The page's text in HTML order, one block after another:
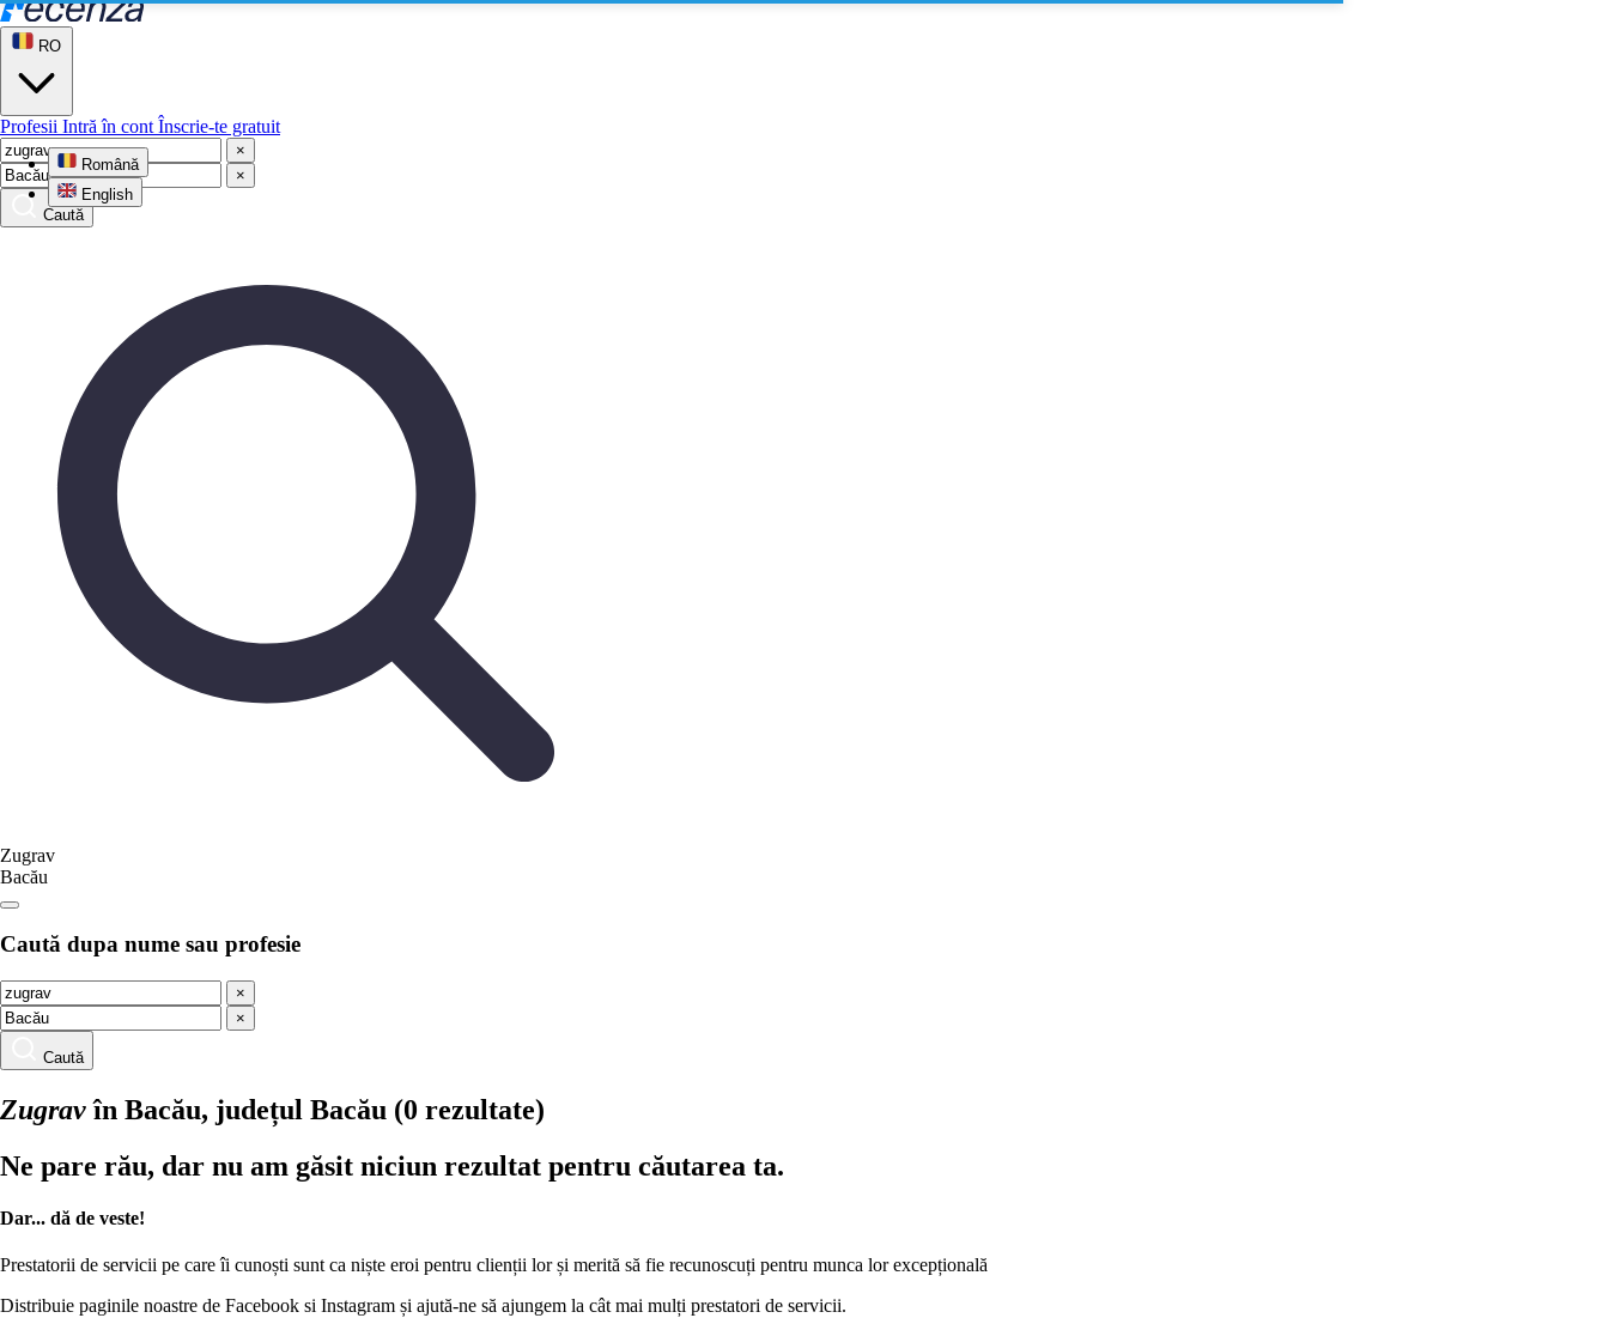
RO
Română
English
Profesii Intră în cont Înscrie-te gratuit
×
×
Caută
Zugrav
Bacău
Caută dupa nume sau profesie
×
×
Caută
Zugravîn Bacău, județul Bacău (0 rezultate)
Ne pare rău, dar nu am găsit niciun rezultat pentru căutarea ta.
Dar... dă de veste!
Prestatorii de servicii pe care îi cunoști sunt ca niște eroi pentru clienții lor și merită să fie recunoscuți pentru munca lor excepțională
Distribuie paginile noastre de Facebook si Instagram și ajută-ne să ajungem la cât mai mulți prestatori de servicii.